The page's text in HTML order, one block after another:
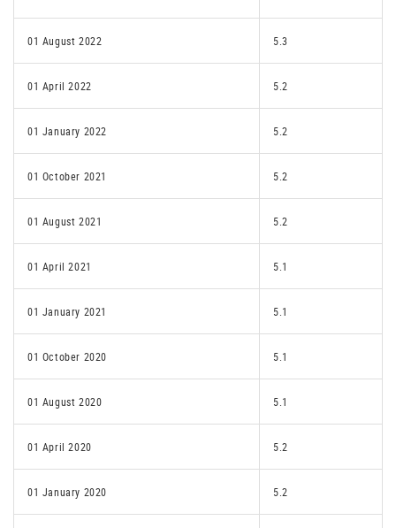
01 August 2022 5.3
01 April 2022 5.2
01 January 2022 5.2
01 October 2021 5.2
01 August 2021 5.2
01 April 2021 5.1
01 January 2021 5.1
01 October 2020 5.1
01 August 2020 5.1
01 April 2020 5.2
01 January 2020 5.2